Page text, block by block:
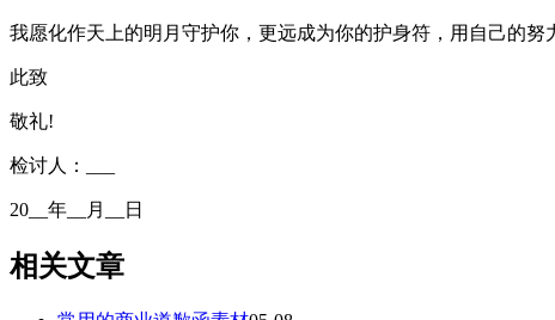
我愿化作天上的明月守护你，更远成为你的护身符，用自己的
此致
敬礼!
检讨人：___
20__年__月__日
相关文章